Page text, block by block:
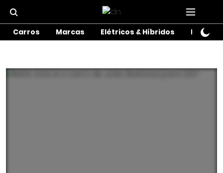
Carros Marcas Elétricos & Híbridos Motos